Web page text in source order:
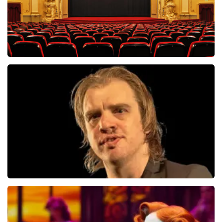
Saturday Night Fever
60reviews
BEKIJKEN
Jan Jaap Van Der Wal
49